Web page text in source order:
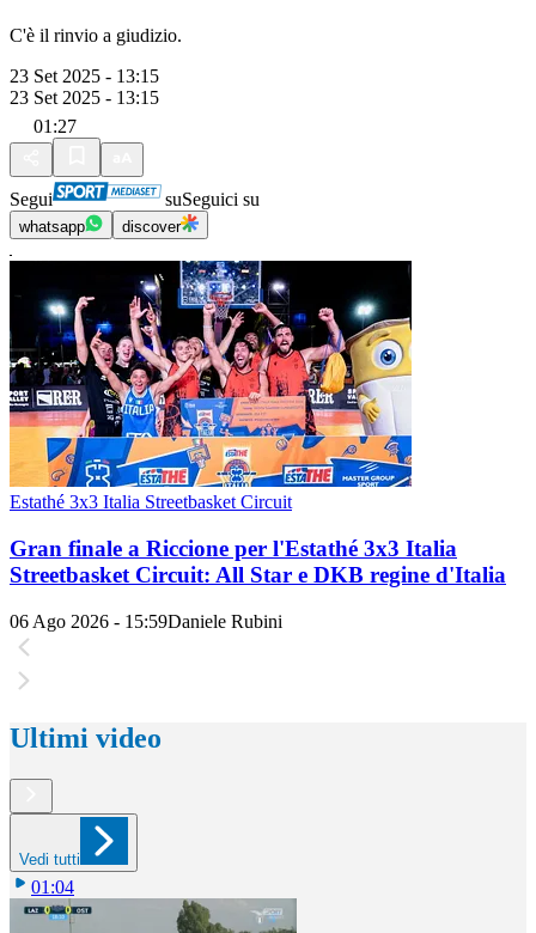
C'è il rinvio a giudizio.
23 Set 2025 - 13:15
23 Set 2025 - 13:15
01:27
Segui suSeguici su
whatsapp discover
Estathé 3x3 Italia Streetbasket Circuit
Gran finale a Riccione per l'Estathé 3x3 Italia
Streetbasket Circuit: All Star e DKB regine d'Italia
06 Ago 2026 - 15:59Daniele Rubini
Ultimi video
Vedi tutti
01:04